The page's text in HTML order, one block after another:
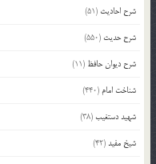
شرح احادیث (51)
شرح حدیث (550)
شرح دیوان حافظ (11)
شناخت امام (440)
شهید دستغیب(38)
شیخ مفید(42)